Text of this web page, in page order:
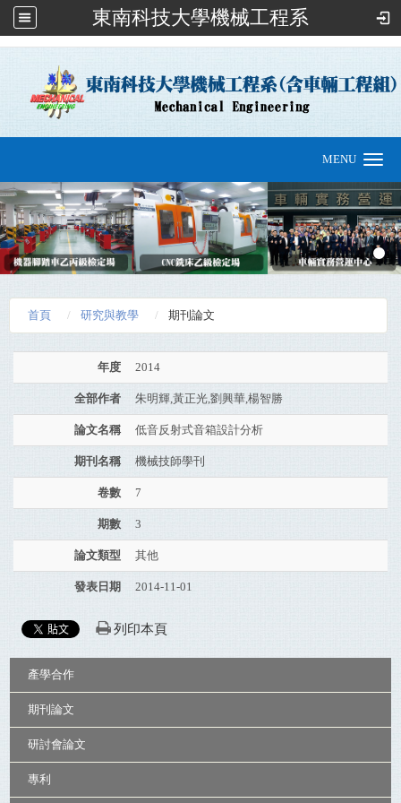
東南科技大學機械工程系
:::
navigation
MENU
首頁 研究與教學 期刊論文
年度 2014
全部作者 朱明輝,黃正光,劉興華,楊智勝
論文名稱 低音反射式音箱設計分析
期刊名稱 機械技師學刊
卷數 7
期數 3
論文類型 其他
發表日期 2014-11-01
列印本頁
產學合作
期刊論文
研討會論文
專利